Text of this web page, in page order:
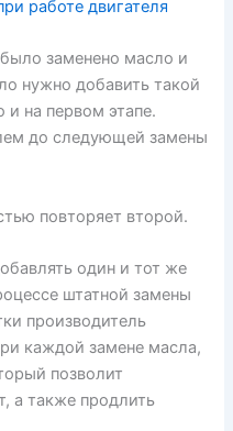
работе двигателя
заменено масло и
нужно добавить такой
на первом этапе.
до следующей замены
повторяет второй.
один и тот же
штатной замены
производитель
каждой замене масла,
позволит
а также продлить